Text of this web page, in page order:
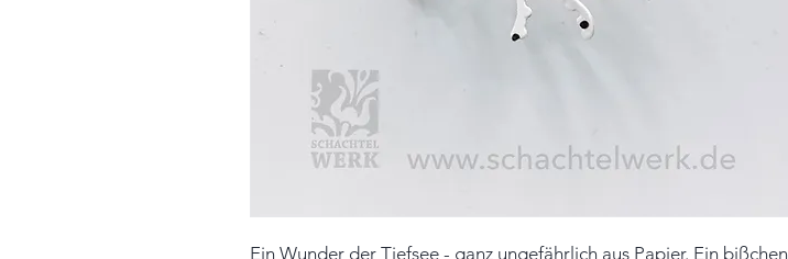
Ein Wunder der Tiefsee - ganz ungefährlich aus Papier. Ein bißchen